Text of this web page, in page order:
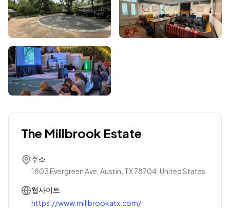
The Millbrook Estate
주소
1803 Evergreen Ave, Austin, TX 78704, United States
웹사이트
https://www.millbrookatx.com/